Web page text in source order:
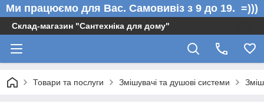
Ми працюємо для Вас. Самовивіз з 9 до 19. =)))
Склад-магазин "Сантехніка для дому"
Товари та послуги Змішувачі та душові системи